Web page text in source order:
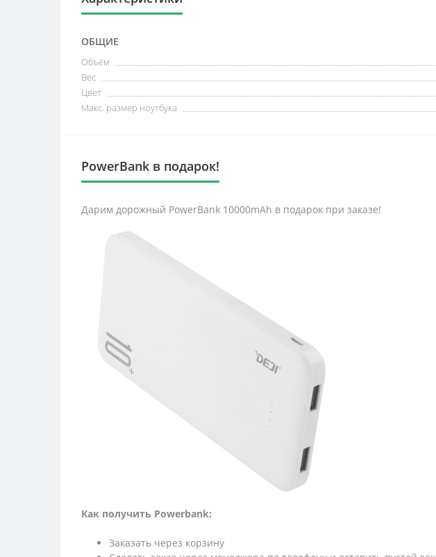
ОБЩИЕ
Объём
Вес
Цвет
Макс. размер ноутбука
PowerBank в подарок!
Дарим дорожный PowerBank 10000mAh в подарок при заказе!
Как получить Powerbank:
Заказать через корзину